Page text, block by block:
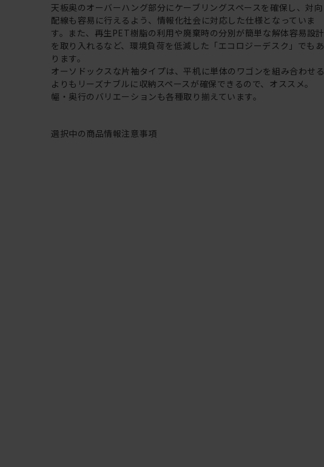
天板奥のオーバーハング部分にケーブリングスペースを確保し、対向
配線も容易に行えるよう、情報化社会に対応した仕様となっていま
す。また、再生PET樹脂の利用や廃棄時の分別が簡単な解体容易設計
を取り入れるなど、環境負荷を低減した「エコロジーデスク」でもあ
ります。
オーソドックスな片袖タイプは、平机に単体のワゴンを組み合わせる
よりもリーズナブルに収納スペースが確保できるので、オススメ。
幅・奥行のバリエーションも各種取り揃えています。
選択中の商品情報注意事項